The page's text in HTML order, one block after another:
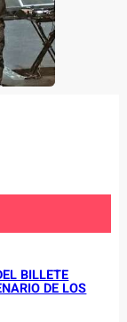
BILLETE
DE LOS